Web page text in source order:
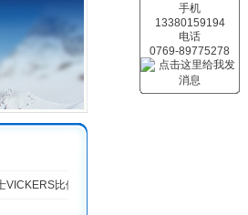
VICKERS比例流
手机
13380159194
电话
0769-89775278